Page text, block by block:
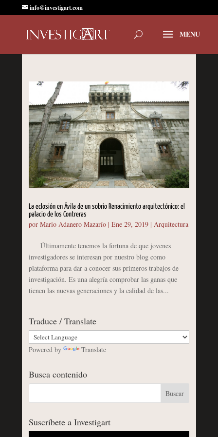
info@investigart.com
La eclosión en Ávila de un sobrio Renacimiento arquitectónico: el
palacio de los Contreras
por Mario Adanero Mazarío| Ene 29, 2019| Arquitectura
Últimamente tenemos la fortuna de que jovenes
investigadores se interesan por nuestro blog como
plataforma para dar a conocer sus primeros trabajos de
investigación. Es una alegría comprobar las ganas que
tienen las nuevas generaciones y la calidad de las...
Traduce / Translate
Powered by Translate
Busca contenido
Suscríbete a Investigart